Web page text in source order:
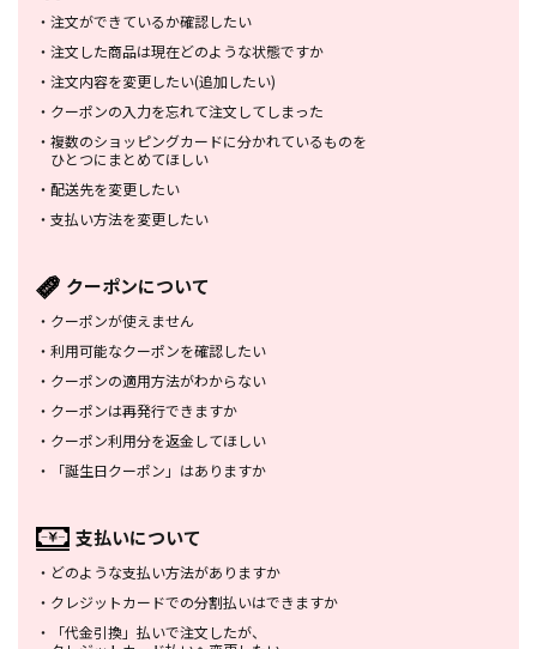
・ 注文ができているか確認したい
・ 注文した商品は現在どのような状態ですか
・ 注文内容を変更したい(追加したい)
・ クーポンの入力を忘れて注文してしまった
・ 複数のショッピングカードに分かれているものを
ひとつにまとめてほしい
・ 配送先を変更したい
・ 支払い方法を変更したい
クーポンについて
・ クーポンが使えません
・ 利用可能なクーポンを確認したい
・ クーポンの適用方法がわからない
・ クーポンは再発行できますか
・ クーポン利用分を返金してほしい
・
「誕生日クーポン」はありますか
支払いについて
・ どのような支払い方法がありますか
・ クレジットカードでの分割払いはできますか
・
「代金引換」払いで注文したが、